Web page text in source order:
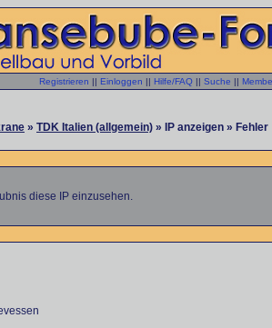
Registrieren || Einloggen || Hilfe/FAQ || Suche ||
» TDK Italien (allgemein) » IP anzeigen » Fehler
diese IP einzusehen.